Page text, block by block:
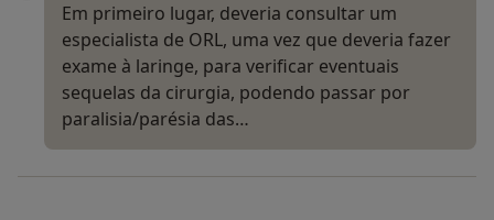
Em primeiro lugar, deveria consultar um
especialista de ORL, uma vez que deveria fazer
exame à laringe, para verificar eventuais
sequelas da cirurgia, podendo passar por
paralisia/parésia das…